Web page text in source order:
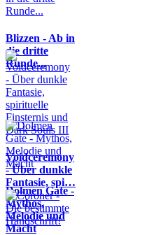
Blizzen - Ab in
die dritte
Runde...
Voidceremony
- Über dunkle
Fantasie, spi…
Dolmen Gate -
Mythos,
Melodie und
Macht